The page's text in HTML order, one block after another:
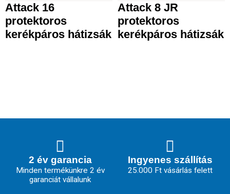
Attack 16
protektoros
kerékpáros hátizsák
Attack 8 JR
protektoros
kerékpáros hátizsák
2 év garancia
Minden termékünkre 2 év
garanciát vállalunk
Ingyenes szállítás
25.000 Ft vásárlás felett